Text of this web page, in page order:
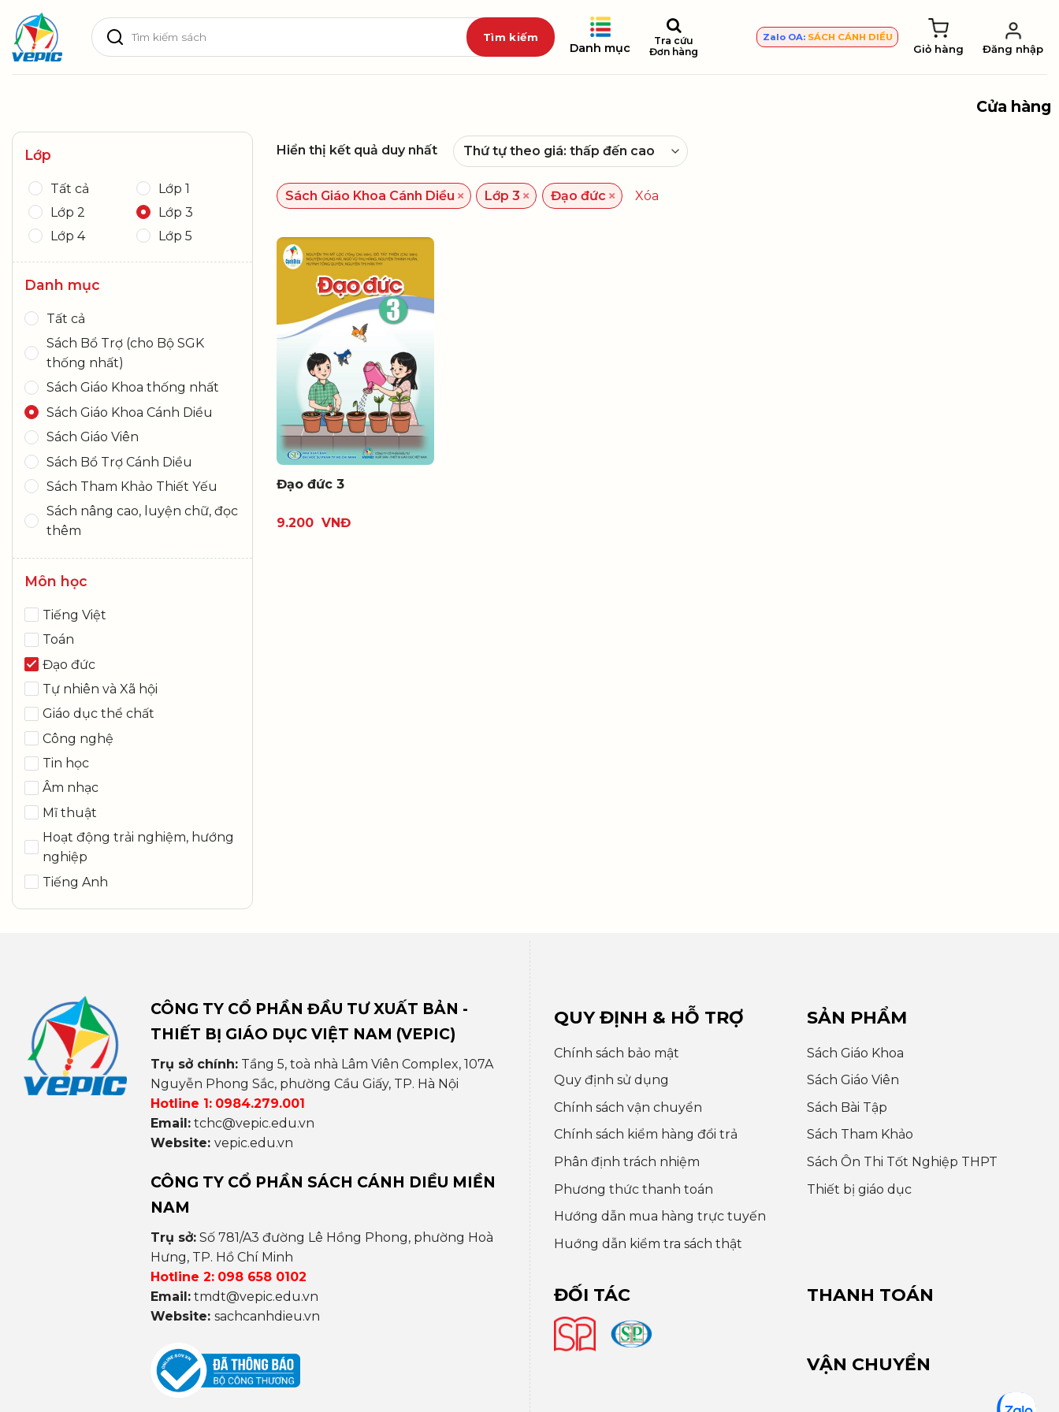
content
Tìm
kiếm:
Danh mục
Tra cứu
Đơn hàng
Zalo OA: SÁCH CÁNH DIỀU
Giỏ hàng Đăng nhập
Cửa hàng
Lớp
Tất cả
Lớp 1
Lớp 2
Lớp 3
Lớp 4
Lớp 5
Danh mục
Tất cả
Sách Bổ Trợ (cho Bộ SGK
thống nhất)
Sách Giáo Khoa thống nhất
Sách Giáo Khoa Cánh Diều
Sách Giáo Viên
Sách Bổ Trợ Cánh Diều
Sách Tham Khảo Thiết Yếu
Sách nâng cao, luyện chữ, đọc
thêm
Môn học
Tiếng Việt
Toán
Đạo đức
Tự nhiên và Xã hội
Giáo dục thể chất
Công nghệ
Tin học
Âm nhạc
Mĩ thuật
Hoạt động trải nghiệm, hướng
nghiệp
Tiếng Anh
Hiển thị kết quả duy nhất
Sách Giáo Khoa Cánh Diều × Lớp 3 × Đạo đức × Xóa
Đạo đức 3
9.200 VNĐ
CÔNG TY CỔ PHẦN ĐẦU TƯ XUẤT BẢN -
THIẾT BỊ GIÁO DỤC VIỆT NAM (VEPIC)
Trụ sở chính:Tầng 5, toà nhà Lâm Viên Complex, 107A
Nguyễn Phong Sắc, phường Cầu Giấy, TP. Hà Nội
Hotline 1: 0984.279.001
Email: tchc@vepic.edu.vn
Website: vepic.edu.vn
CÔNG TY CỔ PHẦN SÁCH CÁNH DIỀU MIỀN
NAM
Trụ sở:Số 781/A3 đường Lê Hồng Phong, phường Hoà
Hưng, TP. Hồ Chí Minh
Hotline 2: 098 658 0102
Email: tmdt@vepic.edu.vn
Website: sachcanhdieu.vn
QUY ĐỊNH & HỖ TRỢ
Chính sách bảo mật
Quy định sử dụng
Chính sách vận chuyển
Chính sách kiểm hàng đổi trả
Phân định trách nhiệm
Phương thức thanh toán
Hướng dẫn mua hàng trực tuyến
Huớng dẫn kiểm tra sách thật
SẢN PHẨM
Sách Giáo Khoa
Sách Giáo Viên
Sách Bài Tập
Sách Tham Khảo
Sách Ôn Thi Tốt Nghiệp THPT
Thiết bị giáo dục
ĐỐI TÁC THANH TOÁN
VẬN CHUYỂN